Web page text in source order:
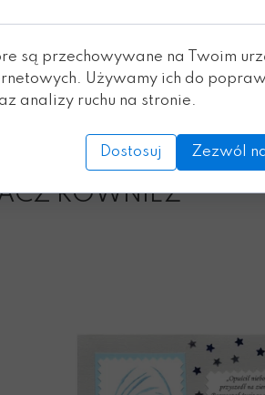
Dodaj do koszyka
RÓWNIEŻ
są przechowywane na Twoim
Używamy ich do
analizy ruchu na stronie.
Dostosuj Zezwól